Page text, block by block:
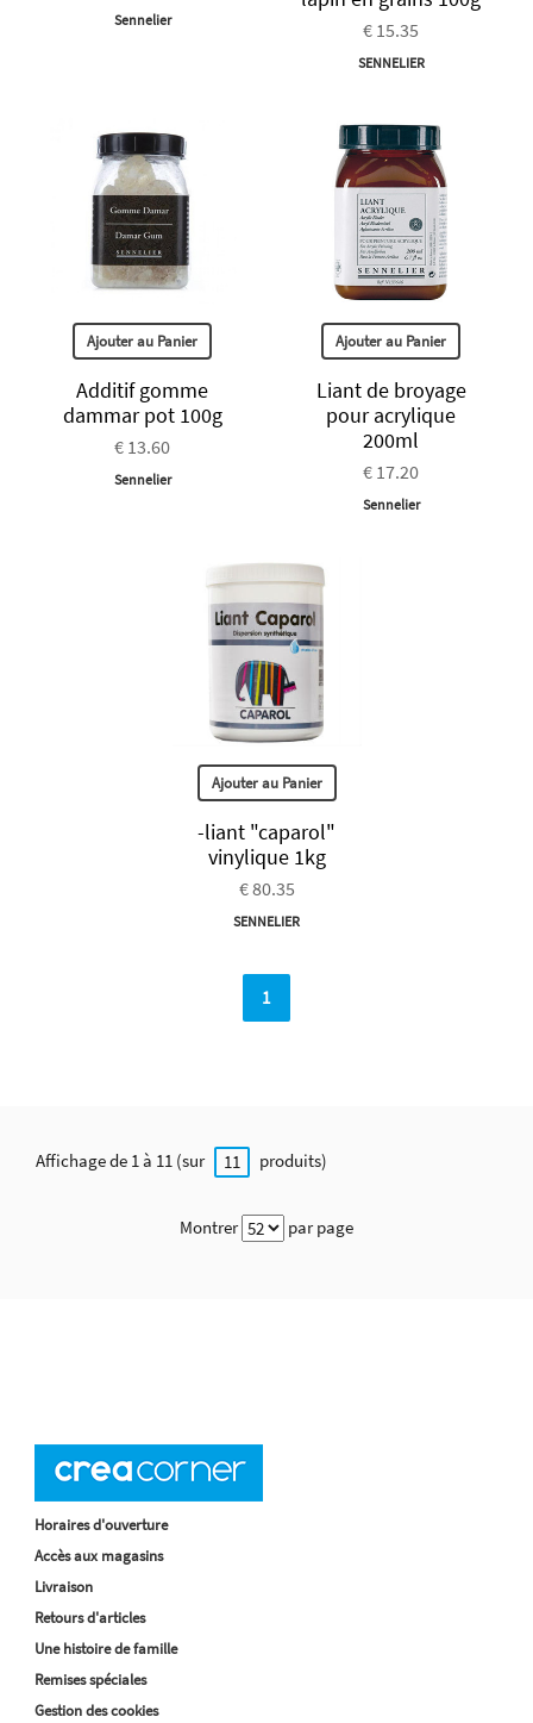
Sennelier € 15.35
SENNELIER
Ajouter au Panier
Additif gomme
dammar pot 100g
€ 13.60
Sennelier
Ajouter au Panier
Liant de broyage
pour acrylique
200ml
€ 17.20
Sennelier
Ajouter au Panier
-liant "caparol"
vinylique 1kg
€ 80.35
SENNELIER
1
Affichage de 1 à 11 (sur 11 produits)
Montrer par page
Horaires d'ouverture
Accès aux magasins
Livraison
Retours d'articles
Une histoire de famille
Remises spéciales
Gestion des cookies